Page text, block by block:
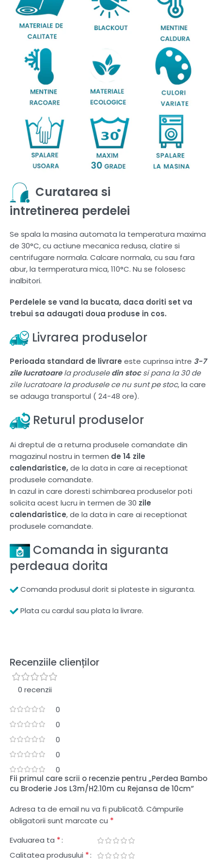
Curatarea si
intretinerea perdelei
Se spala la masina automata la temperatura maxima
de 30°C, cu actiune mecanica redusa, clatire si
centrifugare normala. Calcare normala, cu sau fara
abur, la termperatura mica, 110°C. Nu se folosesc
inalbitori.
Perdelele se vand la bucata, daca doriti set va
trebui sa adaugati doua produse in cos.
Livrarea produselor
Perioada standard de livrare este cuprinsa intre 3-7
zile lucratoarela produseledin stocsi pana la 30 de
zile lucratoare la produsele ce nu sunt pe stoc, la care
se adauga transportul ( 24-48 ore).
Returul produselor
Ai dreptul de a returna produsele comandate din
magazinul nostru in termen de 14 zile
calendaristice,de la data in care ai receptionat
produsele comandate.
In cazul in care doresti schimbarea produselor poti
solicita acest lucru in termen de 30 zile
calendaristice, de la data in care ai receptionat
produsele comandate.
Comanda in siguranta
perdeaua dorita
Comanda produsul dorit si plateste in siguranta.
Plata cu cardul sau plata la livrare.
Recenziile clienților
0 recenzii
0
0
0
0
0
Fii primul care scrii o recenzie pentru „Perdea Bambo
cu Broderie Jos L3m/H2.10m cu Rejansa de 10cm”
Adresa ta de email nu va fi publicată. Câmpurile
obligatorii sunt marcate cu *
Evaluarea ta *
Calitatea produsului *